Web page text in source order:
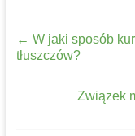
← W jaki sposób
tłuszczów?
Związek